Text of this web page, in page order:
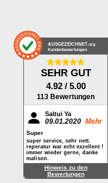
AUSGEZEICHNET .org
Kundenbewertungen
SEHR GUT
4.92 / 5.00
113 Bewertungen
Saltui Ya
09.01.2020 Mehr
Super
super service, sehr nett.
reperatur war echt exzellent !
immer wieder gerne, danke
malison.
Hinweis zu den
Bewertungen